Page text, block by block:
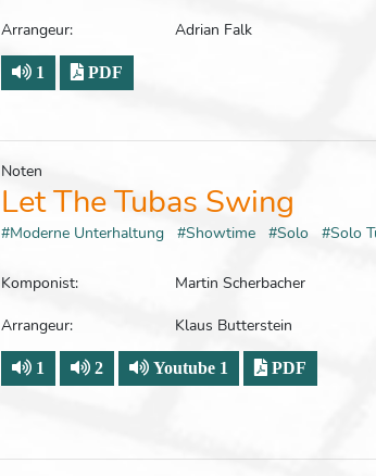
Arrangeur:
Adrian Falk
1 PDF
Noten
Let The Tubas Swing
#Moderne Unterhaltung #Showtime #Solo #Solo
Komponist:
Martin Scherbacher
Arrangeur:
Klaus Butterstein
1 2 Youtube 1 PDF